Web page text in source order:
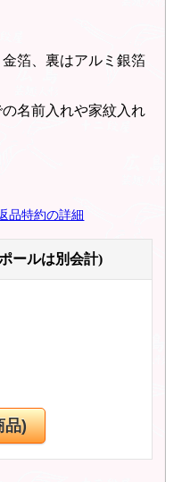
箔、裏はアルミ銀箔
名前入れや家紋入れ
品特約の詳細
ールは別会計)